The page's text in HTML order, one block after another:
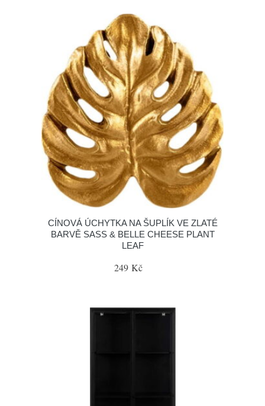
CÍNOVÁ ÚCHYTKA NA ŠUPLÍK VE ZLATÉ
BARVĚ SASS & BELLE CHEESE PLANT
LEAF
249 Kč